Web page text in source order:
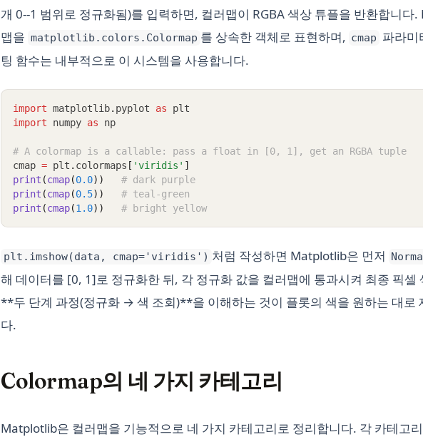
개 0--1 범위로 정규화됨)를 입력하면, 컬러맵이 RGBA 색상 튜플을 반환합니다
맵을 matplotlib.colors.Colormap 를 상속한 객체로 표현하며, cmap 파라미
팅 함수는 내부적으로 이 시스템을 사용합니다.
import matplotlib. pyplot as plt
import numpy as np
# A colormap is a callable: pass a float in [0, 1], get an RGBA tuple
cmap = plt . colormaps [ 'viridis' ]
print (cmap(0.0))
# dark purple
print (cmap(0.5))
# teal-green
print (cmap(1.0)) # bright yellow
plt.imshow(data, cmap='viridis') 처럼 작성하면 Matplotlib은 먼저
해 데이터를 [0, 1]로 정규화한 뒤, 각 정규화 값을 컬러맵에 통과시켜 최종 픽셀
**두 단계 과정(정규화 → 색 조회)**을 이해하는 것이 플롯의 색을 원하는 대로
다.
Colormap의 네 가지 카테고리
Matplotlib은 컬러맵을 기능적으로 네 가지 카테고리로 정리합니다. 각 카테고